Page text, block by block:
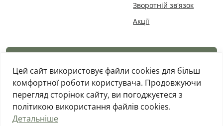
Купити ліжко з дуба в Україні
зателефонуйте за номером +38 066 116 82 50 або
дні з 08:00 до 17:00 та допоможе підібрати розмір,
покриття і розрахує вартість доставки.
Зворотній зв'язок
Акції
Цей сайт використовує файли cookies для більш
комфортної роботи користувача. Продовжуючи
перегляд сторінок сайту, ви погоджуєтеся з
політикою використання файлів cookies.
Детальніше